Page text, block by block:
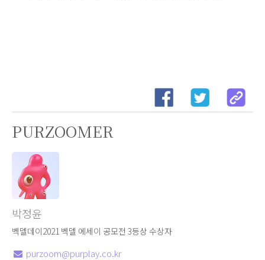
PURZOOMER
박정윤
벡델데이2021 벡델 에세이 공모전 3등상 수상자
purzoom@purplay.co.kr